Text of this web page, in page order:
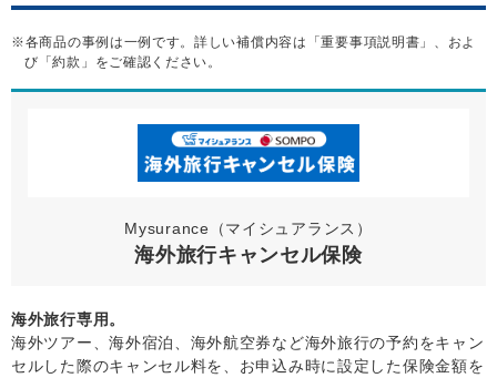
※各商品の事例は一例です。詳しい補償内容は「重要事項説明書」、およ
び「約款」をご確認ください。
Mysurance（マイシュアランス）
海外旅行キャンセル保険
海外旅行専用。
海外ツアー、海外宿泊、海外航空券など海外旅行の予約をキャン
セルした際のキャンセル料を、お申込み時に設定した保険金額を